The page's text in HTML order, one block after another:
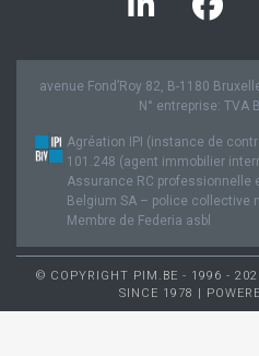
avenue Fond’Roy 82, B-1180
N° entreprise: TVA
Agréation IPI (instance de
101.248 (agent immobilier
Assurance RC professionnelle
Belgium SA – police collective
Membre de Federia asbl
© COPYRIGHT PIM.BE - 1996 -
SINCE 1978 |